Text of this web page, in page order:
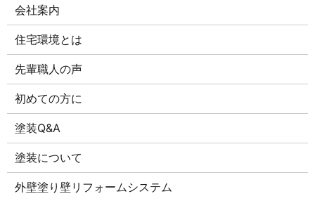
会社案内
住宅環境とは
先輩職人の声
初めての方に
塗装Q&A
塗装について
外壁塗り壁リフォームシステム